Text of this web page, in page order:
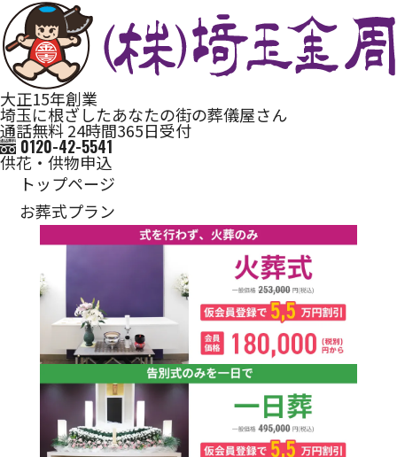
大正15年創業
埼玉に根ざしたあなたの街の葬儀屋さん
通話無料 24時間365日受付
0120-42-5541
供花・供物申込
トップページ
お葬式プラン